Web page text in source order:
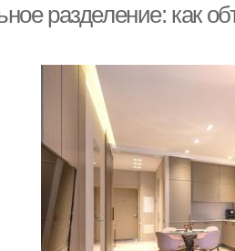
разделение: как